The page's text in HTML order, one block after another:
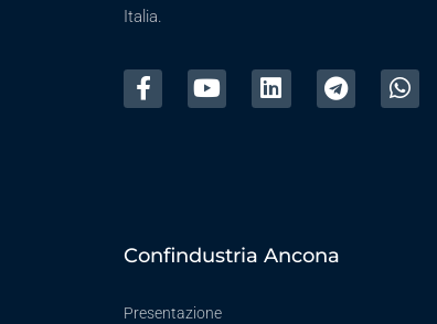
Italia.
Confindustria Ancona
Presentazione